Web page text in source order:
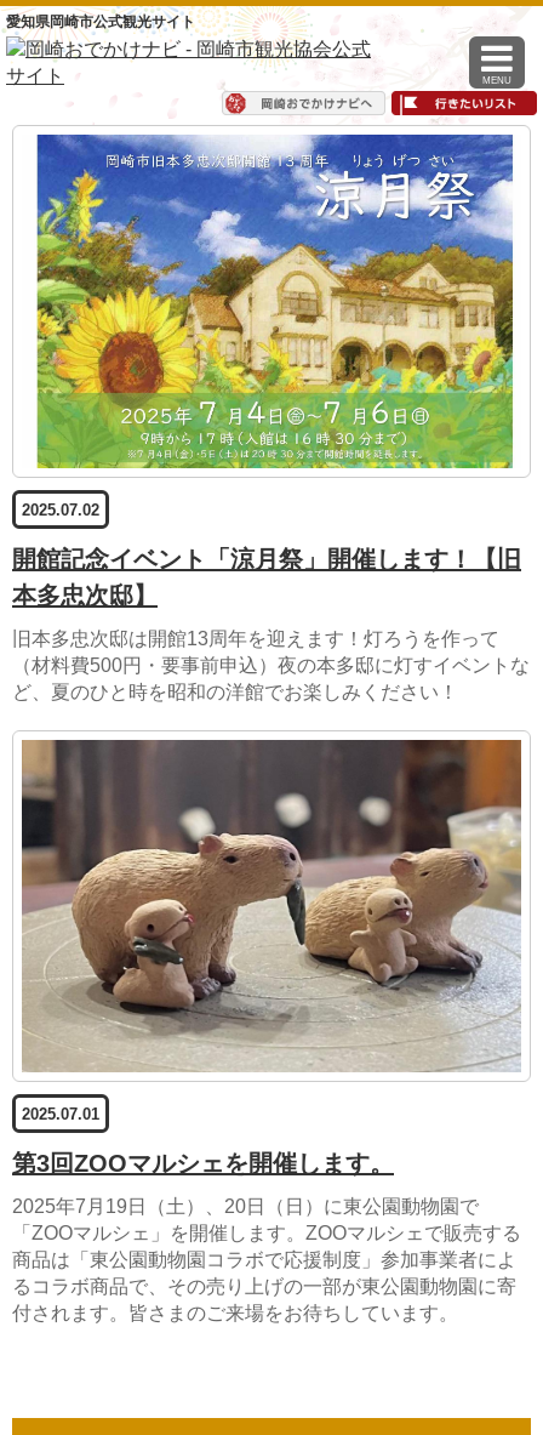
愛知県岡崎市公式観光サイト
MENU
2025.07.02
開館記念イベント「涼月祭」開催します！【旧
本多忠次邸】
旧本多忠次邸は開館13周年を迎えます！灯ろうを作って
（材料費500円・要事前申込）夜の本多邸に灯すイベントな
ど、夏のひと時を昭和の洋館でお楽しみください！
2025.07.01
第3回ZOOマルシェを開催します。
2025年7月19日（土）、20日（日）に東公園動物園で
「ZOOマルシェ」を開催します。ZOOマルシェで販売する
商品は「東公園動物園コラボで応援制度」参加事業者によ
るコラボ商品で、その売り上げの一部が東公園動物園に寄
付されます。皆さまのご来場をお待ちしています。